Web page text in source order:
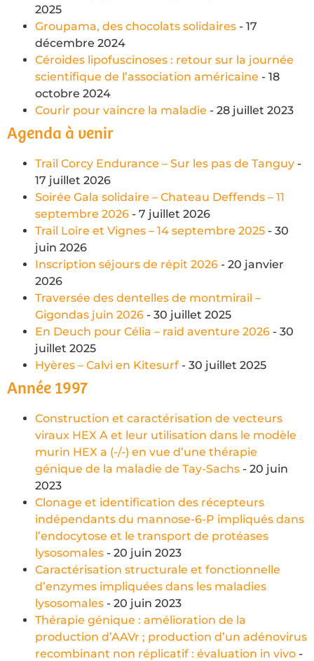
2025
Groupama, des chocolats solidaires - 17
décembre 2024
Céroides lipofuscinoses : retour sur la journée
scientifique de l’association américaine - 18
octobre 2024
Courir pour vaincre la maladie - 28 juillet 2023
Agenda à venir
Trail Corcy Endurance – Sur les pas de Tanguy -
17 juillet 2026
Soirée Gala solidaire – Chateau Deffends – 11
septembre 2026 - 7 juillet 2026
Trail Loire et Vignes – 14 septembre 2025 - 30
juin 2026
Inscription séjours de répit 2026 - 20 janvier
2026
Traversée des dentelles de montmirail –
Gigondas juin 2026 - 30 juillet 2025
En Deuch pour Célia – raid aventure 2026 - 30
juillet 2025
Hyères – Calvi en Kitesurf - 30 juillet 2025
Année 1997
Construction et caractérisation de vecteurs
viraux HEX A et leur utilisation dans le modèle
murin HEX a (-/-) en vue d’une thérapie
génique de la maladie de Tay-Sachs - 20 juin
2023
Clonage et identification des récepteurs
indépendants du mannose-6-P impliqués dans
l’endocytose et le transport de protéases
lysosomales - 20 juin 2023
Caractérisation structurale et fonctionnelle
d’enzymes impliquées dans les maladies
lysosomales - 20 juin 2023
Thérapie génique : amélioration de la
production d’AAVr ; production d’un adénovirus
recombinant non réplicatif : évaluation in vivo -